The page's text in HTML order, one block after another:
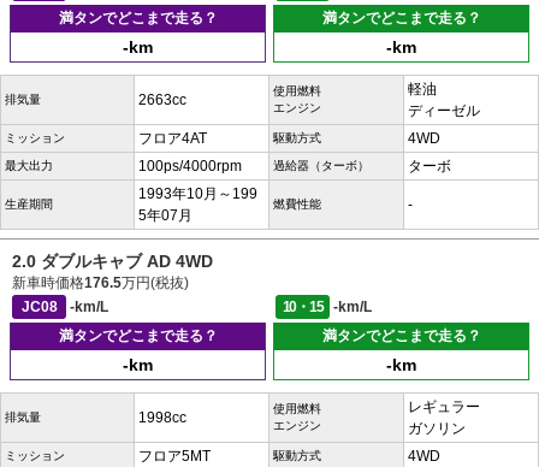
満タンでどこまで走る？
-km
満タンでどこまで走る？
-km
排気量 2663cc
使用燃料
エンジン
軽油
ディーゼル
ミッション フロア4AT 駆動方式 4WD
最大出力 100ps/4000rpm 過給器（ターボ） ターボ
生産期間
1993年10月～199
5年07月
燃費性能 -
2.0 ダブルキャブ AD 4WD
新車時価格176.5万円(税抜)
JC08
-km/L 10・15
-km/L
満タンでどこまで走る？
-km
満タンでどこまで走る？
-km
排気量 1998cc
使用燃料
エンジン
レギュラー
ガソリン
ミッション フロア5MT 駆動方式 4WD